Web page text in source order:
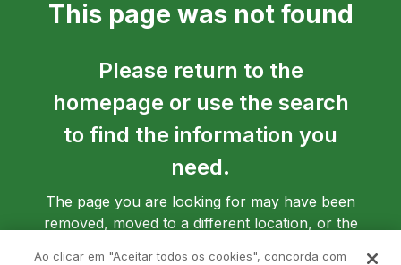
This page was not found
Please return to the
homepage or use the search
to find the information you
need.
The page you are looking for may have been
removed, moved to a different location, or the
Ao clicar em "Aceitar todos os cookies", concorda com